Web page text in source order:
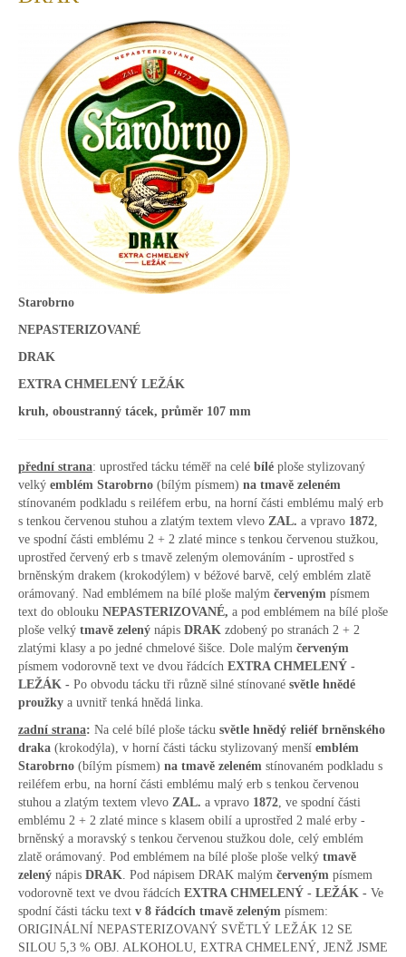
Starobrno
NEPASTERIZOVANÉ
DRAK
EXTRA CHMELENÝ LEŽÁK
kruh, oboustranný tácek, průměr 107 mm
přední strana: uprostřed tácku téměř na celé bílé ploše stylizovaný
velký emblém Starobrno (bílým písmem) na tmavě zeleném
stínovaném podkladu s reiléfem erbu, na horní části emblému malý erb
s tenkou červenou stuhou a zlatým textem vlevo ZAL. a vpravo 1872
ve spodní části emblému 2 + 2 zlaté mince s tenkou červenou stužkou,
uprostřed červený erb s tmavě zeleným olemováním - uprostřed s
brněnským drakem (krokodýlem) v béžové barvě, celý emblém zlatě
orámovaný. Nad emblémem na bílé ploše malým červeným písmem
text do oblouku NEPASTERIZOVANÉ, a pod emblémem na bílé ploše
ploše velký tmavě zelený nápis DRAK zdobený po stranách 2 + 2
zlatými klasy a po jedné chmelové šišce. Dole malým červeným
písmem vodorovně text ve dvou řádcích EXTRA CHMELENÝ -
LEŽÁK - Po obvodu tácku tři různě silné stínované světle hnědé
proužky a uvnitř tenká hnědá linka.
zadní strana: Na celé bílé ploše tácku světle hnědý reliéf brněnského
draka (krokodýla), v horní části tácku stylizovaný menší emblém
Starobrno (bílým písmem) na tmavě zeleném stínovaném podkladu s
reiléfem erbu, na horní části emblému malý erb s tenkou červenou
stuhou a zlatým textem vlevo ZAL. a vpravo 1872 , ve spodní části
emblému 2 + 2 zlaté mince s klasem obilí a uprostřed 2 malé erby -
brněnský a moravský s tenkou červenou stužkou dole, celý emblém
zlatě orámovaný. Pod emblémem na bílé ploše ploše velký tmavě
zelený nápis DRAK . Pod nápisem DRAK malým červeným písmem
vodorovně text ve dvou řádcích EXTRA CHMELENÝ - LEŽÁK - Ve
spodní části tácku text v 8 řádcích tmavě zeleným písmem:
ORIGINÁLNÍ NEPASTERIZOVANÝ SVĚTLÝ LEŽÁK 12 SE
SILOU 5,3 % OBJ. ALKOHOLU, EXTRA CHMELENÝ, JENŽ JSME